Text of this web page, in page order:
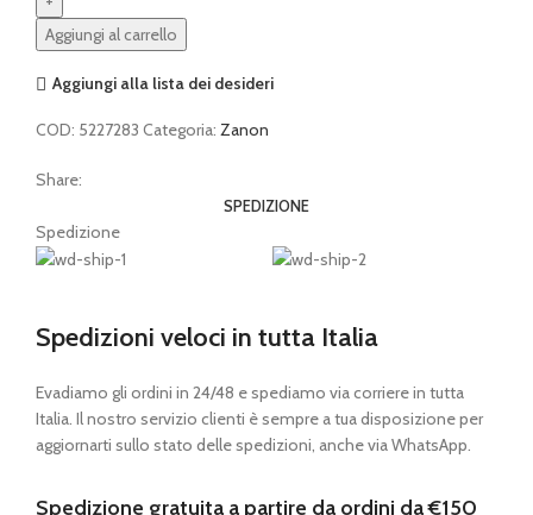
Karbonium
air
quantità
Aggiungi al carrello
Aggiungi alla lista dei desideri
COD: 5227283 Categoria: Zanon
Share:
SPEDIZIONE
Spedizione
Spedizioni veloci in tutta Italia
Evadiamo gli ordini in 24/48 e spediamo via corriere in tutta
Italia. Il nostro servizio clienti è sempre a tua disposizione per
aggiornarti sullo stato delle spedizioni, anche via WhatsApp.
Spedizione gratuita a partire da ordini da €150